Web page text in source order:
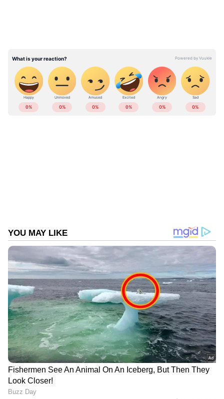
ABOUT THE AUTHOR
DOWNLOAD APP